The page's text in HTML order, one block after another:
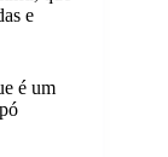
e
é um